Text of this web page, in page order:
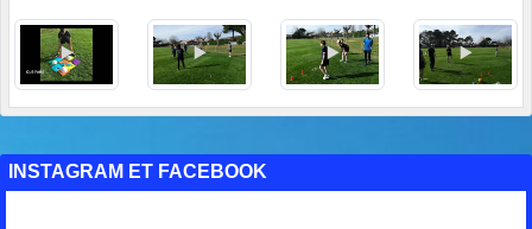
INSTAGRAM ET FACEBOOK